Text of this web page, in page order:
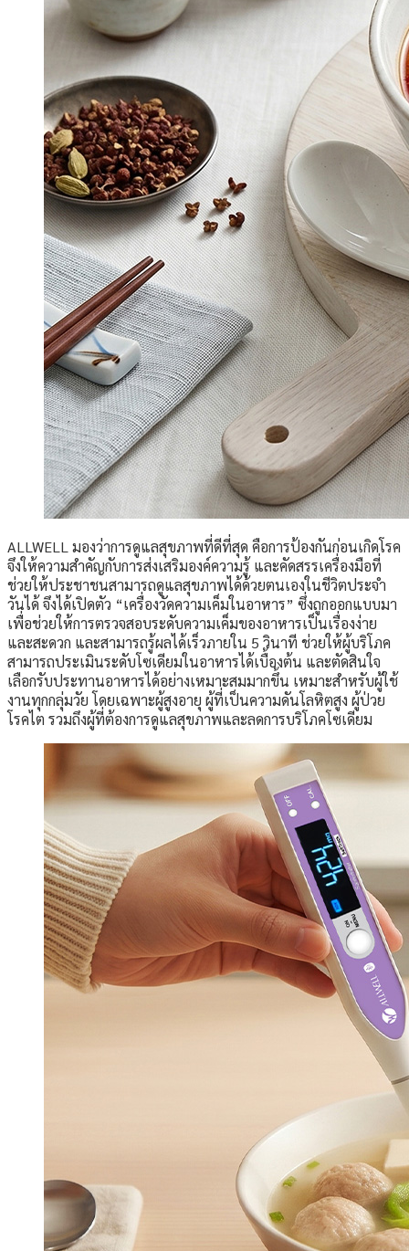
ALLWELL มองว่าการดูแลสุขภาพที่ดีที่สุด คือการป้องกันก่อนเกิดโรค
จึงให้ความสำคัญกับการส่งเสริมองค์ความรู้ และคัดสรรเครื่องมือที่
ช่วยให้ประชาชนสามารถดูแลสุขภาพได้ด้วยตนเองในชีวิตประจำ
วันได้ จึงได้เปิดตัว “เครื่องวัดความเค็มในอาหาร” ซึ่งถูกออกแบบมา
เพื่อช่วยให้การตรวจสอบระดับความเค็มของอาหารเป็นเรื่องง่าย
และสะดวก และสามารถรู้ผลได้เร็วภายใน 5 วินาที ช่วยให้ผู้บริโภค
สามารถประเมินระดับโซเดียมในอาหารได้เบื้องต้น และตัดสินใจ
เลือกรับประทานอาหารได้อย่างเหมาะสมมากขึ้น เหมาะสำหรับผู้ใช้
งานทุกกลุ่มวัย โดยเฉพาะผู้สูงอายุ ผู้ที่เป็นความดันโลหิตสูง ผู้ป่วย
โรคไต รวมถึงผู้ที่ต้องการดูแลสุขภาพและลดการบริโภคโซเดียม